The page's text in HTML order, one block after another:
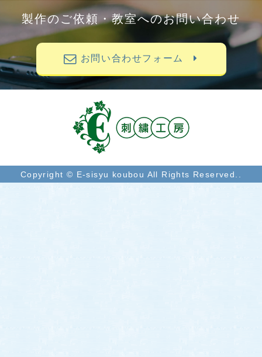
製作のご依頼・教室へのお問い合わせ
お問い合わせフォーム
Copyright © E-sisyu koubou All Rights Reserved..